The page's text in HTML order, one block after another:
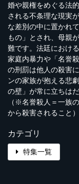
婚や親権をめぐる法
される不条理な現実
な差別の中に置かれ
もの」とされ、母親
難です。法廷におけ
家庭内暴力や「名誉
の刑罰は他人の殺害
ンの家族が抱える悲
の壁」が常に立ちは
（※名誉殺人＝一族
から殺害されること）
カテゴリ
特集一覧